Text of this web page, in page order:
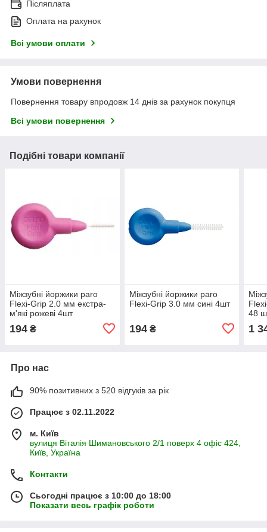
Післяплата
Оплата на рахунок
Всі умови оплати
Умови повернення
Повернення товару впродовж 14 днів за рахунок покупця
Всі умови повернення
Подібні товари компанії
Міжзубні йоржики paro
Flexi-Grip 2.0 мм екстра-
м'які рожеві 4шт
194 ₴
Міжзубні йоржики paro
Flexi-Grip 3.0 мм сині 4шт
194₴
48
1
Про нас
90% позитивних з 520 відгуків за рік
Працює з 02.11.2022
м. Київ
вулиця Віталія Шимановського 2/1 поверх 4 офіс 424,
Київ, Україна
Контакти
Сьогодні працює з 10:00 до 18:00
Показати весь графік роботи